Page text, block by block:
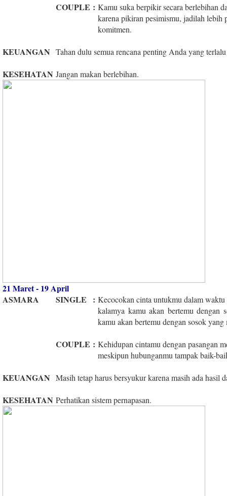
COUPLE : Kamu suka berpikir secara berlebihan
karena pikiran pesimismu, jadilah
komitmen.
KEUANGAN Tahan dulu semua rencana penting Anda yang
KESEHATAN Jangan makan berlebihan.
21 Maret - 19 April
ASMARA
SINGLE : Kecocokan cinta untukmu dalam
kalamya kamu akan bertemu dengan
kamu akan bertemu dengan sosok
COUPLE : Kehidupan cintamu dengan pasangan
meskipun hubunganmu tampak baik-
KEUANGAN Masih tetap harus bersyukur karena masih ada hasil
KESEHATAN Perhatikan sistem pernapasan.